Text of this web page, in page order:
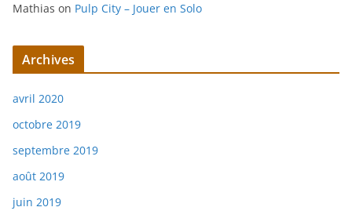
Mathias on Pulp City – Jouer en Solo
Archives
avril 2020
octobre 2019
septembre 2019
août 2019
juin 2019